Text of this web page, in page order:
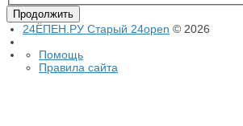
24ЁПЕН.РУ Старый 24open © 2026
Помощь
Правила сайта